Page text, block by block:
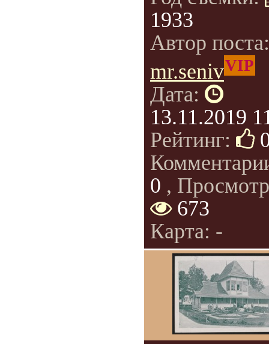
1933
Автор
mr.senivVIP
Дата:
13.11.2019
Рейтинг:
0 ,
673
Карта: -